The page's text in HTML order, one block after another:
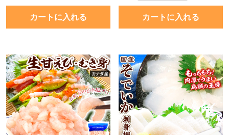
カートに入れる カートに入れる